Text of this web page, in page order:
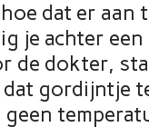
dat er aan
je achter
de dokter,
gordijntje